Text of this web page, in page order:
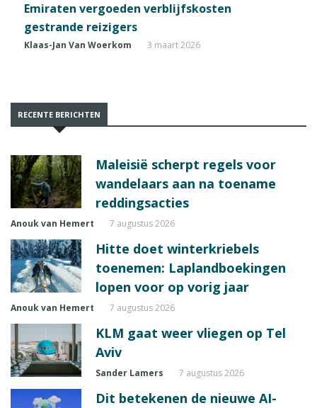
Emiraten vergoeden verblijfskosten
gestrande reizigers
Klaas-Jan Van Woerkom 3 maart 2026
RECENTE BERICHTEN
Maleisië scherpt regels voor
wandelaars aan na toename
reddingsacties
Anouk van Hemert 7 augustus 2026
Hitte doet winterkriebels
toenemen: Laplandboekingen
lopen voor op vorig jaar
Anouk van Hemert 7 augustus 2026
KLM gaat weer vliegen op Tel
Aviv
Sander Lamers 7 augustus 2026
Dit betekenen de nieuwe AI-